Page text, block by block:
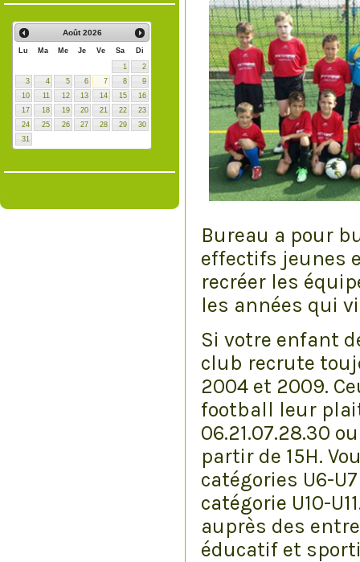
Août 2026
Lu Ma Me Je Ve Sa
Di
1
2
3
4 5 6 7 8
9
10
11 12 13 14 15
16
17
18 19 20 21 22
23
24
25 26 27 28 29
30
31
Bureau a pour
effectifs jeunes
recréer les
les années qui
Si votre enfant
club recrute
2004 et 2009.
football leur
06.21.07.28.30
partir de 15H.
catégories U6-
catégorie U10-
auprès des
éducatif et